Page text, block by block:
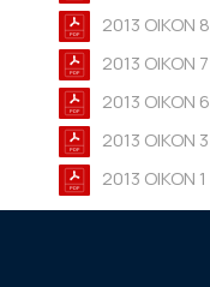
2013 OIKON 8
2013 OIKON 7
2013 OIKON 6
2013 OIKON 3
2013 OIKON 1